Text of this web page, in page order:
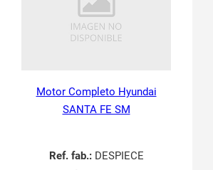
Motor Completo Hyundai
SANTA FE SM
Ref. fab.:DESPIECE